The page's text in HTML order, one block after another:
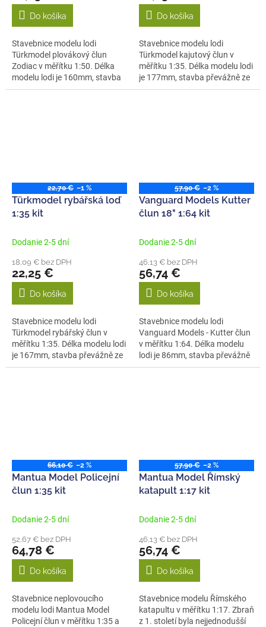
Do košíka
Stavebnice modelu lodi
Türkmodel plovákový člun
Zodiac v měřítku 1:50. Délka
modelu lodi je 160mm, stavba
převážně ze...
Do košíka
Stavebnice modelu lodi
Türkmodel kajutový člun v
měřítku 1:35. Délka modelu lodi
je 177mm, stavba převážně ze
dřeva,...
22,70 € –1 %
Türkmodel rybářská loď
1:35 kit
Dodanie 2-5 dní
18,09 € bez DPH
22,25 €
Do košíka
Stavebnice modelu lodi
Türkmodel rybářský člun v
měřítku 1:35. Délka modelu lodi
je 167mm, stavba převážně ze
dřeva,...
57,90 € –2 %
Vanguard Models Kutter
člun 18" 1:64 kit
Dodanie 2-5 dní
46,13 € bez DPH
56,74 €
Do košíka
Stavebnice modelu lodi
Vanguard Models - Kutter člun
v měřítku 1:64. Délka modelu
lodi je 86mm, stavba převážně
ze...
66,10 € –2 %
Mantua Model Policejní
člun 1:35 kit
Dodanie 2-5 dní
52,67 € bez DPH
64,78 €
Do košíka
Stavebnice neplovoucího
modelu lodi Mantua Model
Policejní člun v měřítku 1:35 a
57,90 € –2 %
Mantua Model Římský
katapult 1:17 kit
Dodanie 2-5 dní
46,13 € bez DPH
56,74 €
Do košíka
Stavebnice modelu Římského
katapultu v měřítku 1:17. Zbraň
z 1. století byla nejjednodušší